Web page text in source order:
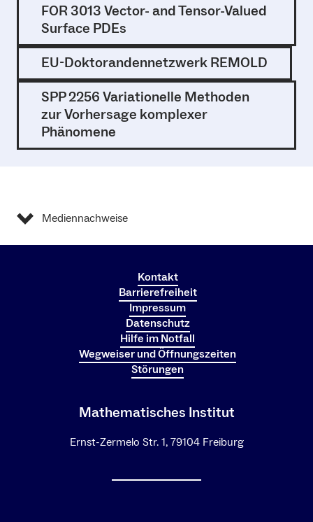
FOR 3013 Vector- and Tensor-Valued
Surface PDEs
EU-Doktorandennetzwerk REMOLD
SPP 2256 Variationelle Methoden
zur Vorhersage komplexer
Phänomene
Mediennachweise
Kontakt
Barrierefreiheit
Impressum
Datenschutz
Hilfe im Notfall
Wegweiser und Öffnungszeiten
Störungen
Mathematisches Institut
Ernst-Zermelo Str. 1, 79104 Freiburg